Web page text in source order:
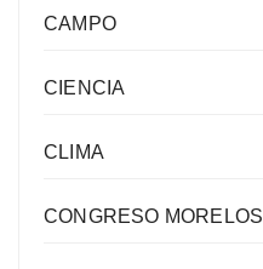
CAMPO
CIENCIA
CLIMA
CONGRESO MORELOS